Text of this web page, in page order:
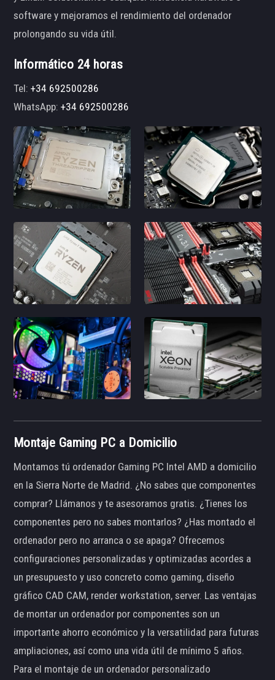
software y mejoramos el rendimiento del ordenador
prolongando su vida útil.
Informático 24 horas
Tel:+34 692500286
WhatsApp:+34 692500286
Montaje Gaming PC a Domicilio
Montamos tú ordenador Gaming PC Intel AMD a domicilio
en la Sierra Norte de Madrid. ¿No sabes que componentes
comprar? Llámanos y te asesoramos gratis. ¿Tienes los
componentes pero no sabes montarlos? ¿Has montado el
ordenador pero no arranca o se apaga? Ofrecemos
configuraciones personalizadas y optimizadas acordes a
un presupuesto y uso concreto como gaming, diseño
gráfico CAD CAM, render workstation, server. Las ventajas
de montar un ordenador por componentes son un
importante ahorro económico y la versatilidad para futuras
ampliaciones, así como una vida útil de mínimo 5 años.
Para el montaje de un ordenador personalizado